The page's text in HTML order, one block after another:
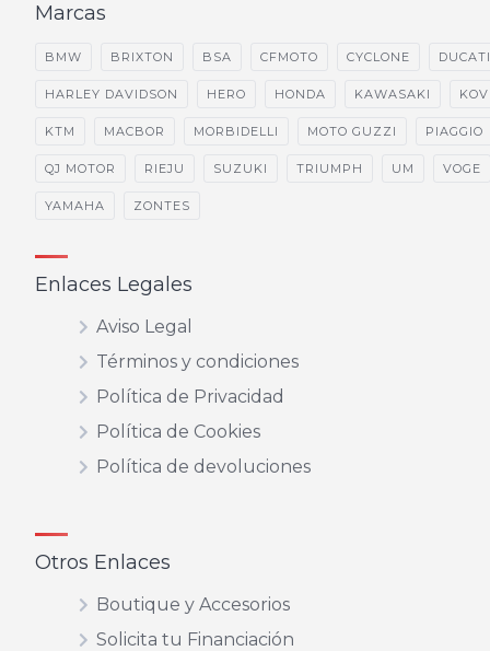
Marcas
BMW BRIXTON BSA CFMOTO CYCLONE DUCATI
HARLEY DAVIDSON HERO HONDA KAWASAKI
KTM MACBOR MORBIDELLI MOTO GUZZI PIAGGIO
QJ MOTOR RIEJU SUZUKI TRIUMPH UM VOGE
YAMAHA ZONTES
Enlaces Legales
Aviso Legal
Términos y condiciones
Política de Privacidad
Política de Cookies
Política de devoluciones
Otros Enlaces
Boutique y Accesorios
Solicita tu Financiación